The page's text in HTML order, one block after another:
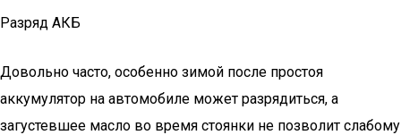
Разряд АКБ
Довольно часто, особенно зимой после простоя
аккумулятор на автомобиле может разрядиться, а
загустевшее масло во время стоянки не позволит слабому